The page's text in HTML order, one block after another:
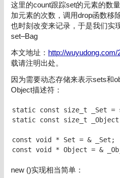
这里的count跟踪set的元素的数
加元素的次数，调用drop函数移
也时刻改变来记录，于是我们实
set–Bag
本文地址： http://wuyudong.com/
载请注明出处。
因为需要动态存储来表示sets和
Object描述符：
static const size_t _Set
static const size_t
const void * Set = & _Set;
const void * Object = &
new ()实现相当简单：